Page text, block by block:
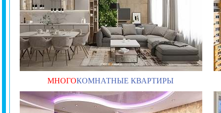
МНОГОКОМНАТНЫЕ КВАРТИРЫ